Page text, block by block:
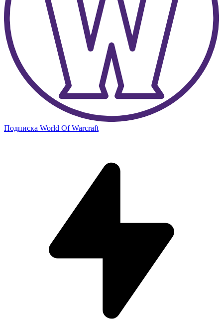
Подписка World Of Warcraft